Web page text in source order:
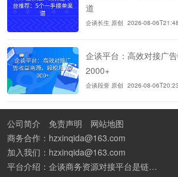
道
企谈长生 原创 2026-08-
企谈平台：高效对接广
2000+
企谈段誉 原创 2026-08-
公司简介 免责声明
网站地图
商务合作：hzxinqida@163.com
加入我们：hzxinqida@163.com
平台介绍：企谈商务资源对接平台是链接资源人脉与客户的平台,也是地推app接任务平台、地推拉新团队接单平台。平台汇聚100W+商务资源，地推拉新、APP推广、BD异业合作等业务可免费发布。同时全国的地推团队和个人都可在地推接单平台找到赚钱项目和分享交流地推问题。